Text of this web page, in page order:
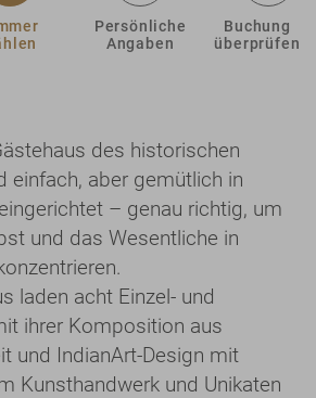
Persönliche
Angaben
Buchung
überprüfen
des historischen
einfach, aber gemütlich in
– genau richtig, um
und das Wesentliche in
laden acht Einzel- und
ihrer Komposition aus
und IndianArt-Design mit
Kunsthandwerk und Unikaten